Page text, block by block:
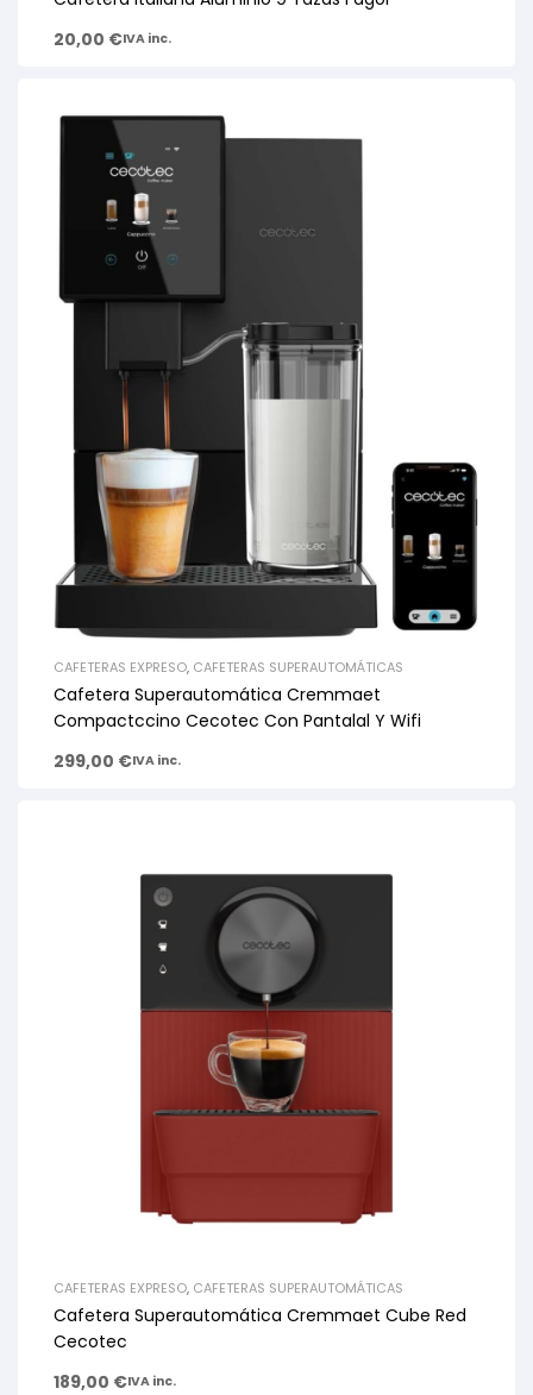
20,00 €IVA inc.
CAFETERAS EXPRESO, CAFETERAS SUPERAUTOMÁTICAS
Cafetera Superautomática Cremmaet
Compactccino Cecotec Con Pantalal Y Wifi
299,00 €IVA inc.
CAFETERAS EXPRESO, CAFETERAS SUPERAUTOMÁTICAS
Cafetera Superautomática Cremmaet Cube Red
Cecotec
189,00 €IVA inc.